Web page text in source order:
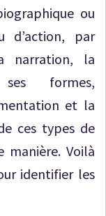
ou
d’action, par
narration, la
formes,
et la
ces types de
manière. Voilà
identifier les